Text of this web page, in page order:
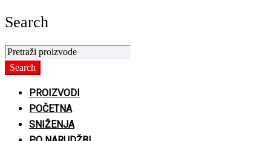
Search
PROIZVODI
POČETNA
SNIŽENJA